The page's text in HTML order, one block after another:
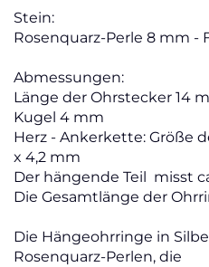
Stein:
Rosenquarz-Perle 8 mm -
Abmessungen:
Länge der Ohrstecker 14
Kugel 4 mm
Herz - Ankerkette: Größe
x 4,2 mm
Der hängende Teil misst
Die Gesamtlänge der
Die Hängeohrringe in
Rosenquarz-Perlen, die